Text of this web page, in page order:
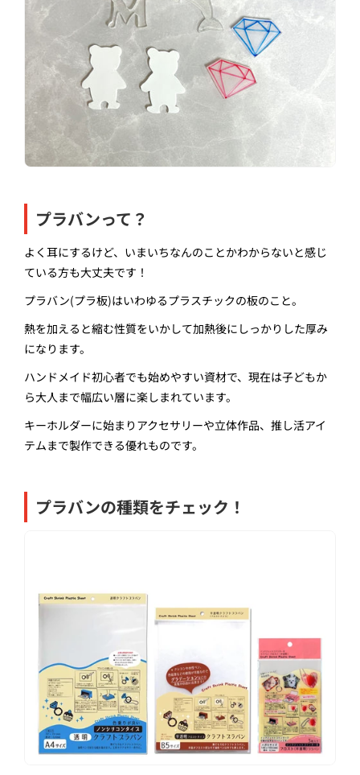
プラバンって？
よく耳にするけど、いまいちなんのことかわからないと感じ
ている方も大丈夫です！
プラバン(プラ板)はいわゆるプラスチックの板のこと。
熱を加えると縮む性質をいかして加熱後にしっかりした厚み
になります。
ハンドメイド初心者でも始めやすい資材で、現在は子どもか
ら大人まで幅広い層に楽しまれています。
キーホルダーに始まりアクセサリーや立体作品、推し活アイ
テムまで製作できる優れものです。
プラバンの種類をチェック！